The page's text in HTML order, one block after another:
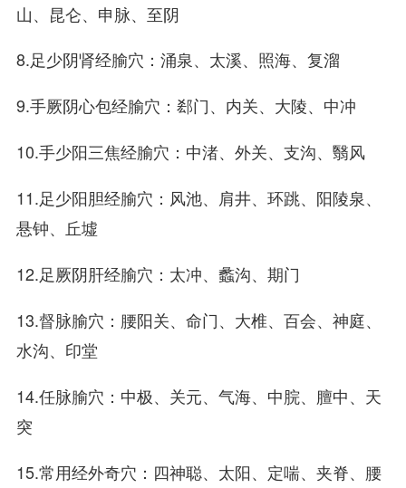
山、昆仑、申脉、至阴
8.足少阴肾经腧穴：涌泉、太溪、照海、复溜
9.手厥阴心包经腧穴：郄门、内关、大陵、中冲
10.手少阳三焦经腧穴：中渚、外关、支沟、翳风
11.足少阳胆经腧穴：风池、肩井、环跳、阳陵泉、
悬钟、丘墟
12.足厥阴肝经腧穴：太冲、蠡沟、期门
13.督脉腧穴：腰阳关、命门、大椎、百会、神庭、
水沟、印堂
14.任脉腧穴：中极、关元、气海、中脘、膻中、天
突
15.常用经外奇穴：四神聪、太阳、定喘、夹脊、腰